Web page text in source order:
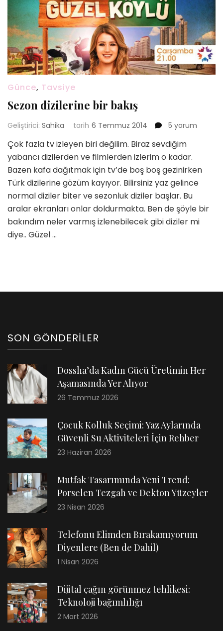
Günce, Tavsiye
Sezon dizilerine bir bakış
Geliştirici: Sahika tarih 6 Temmuz 2014
Sezon
bir
bakış
için
5 yorum
Çok fazla tv izleyen biri değilim. Biraz sevdiğim
yabancı dizilerden ve filmlerden izlerim o kadar.
Bazen kafa dağıtmak için tv’de boş boş gezinirken
Türk dizilerine gözüm kayıyor. Bilirsiniz yaz gelince
normal diziler biter ve sezonluk diziler başlar. Bu
aralar ekranları onlar doldurmakta. Ben de şöyle bir
bakındım neler varmış izlenebilecek gibi diziler mi
diye.. Güzel …
SON GÖNDERILER
Dossha’da Kadın Gücü Üretimin Her
Aşamasında Yer Alıyor
26 Temmuz 2026
Çocuk Kolluk Seçimi: Yaz Aylarında
Güvenli Su Aktiviteleri İçin Rehber
23 Haziran 2026
Mutfak Tasarımında Yeni Trend:
Porselen Tezgah ve Dekton Yüzeyler
23 Nisan 2026
Telefonu Elimden Bırakamıyorum
Diyenlere (Ben de Dahil)
1 Nisan 2026
Dijital çağın görünmez tehlikesi:
Teknoloji bağımlılığı
2 Mart 2026